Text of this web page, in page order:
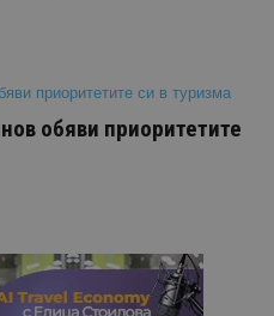
обяви приоритетите